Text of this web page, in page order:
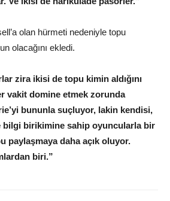
olan hürmeti nedeniyle topu
olacağını ekledi.
zira ikisi de topu kimin aldığını
vakit domine etmek zorunda
bununla suçluyor, lakin kendisi,
bilgi birikimine sahip oyuncularla bir
paylaşmaya daha açık oluyor.
biri.”